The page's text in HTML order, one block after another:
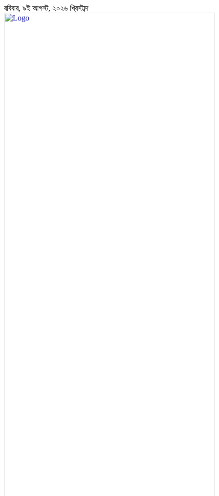
রবিবার, ৯ই আগস্ট, ২০২৬ খ্রিস্টাব্দ